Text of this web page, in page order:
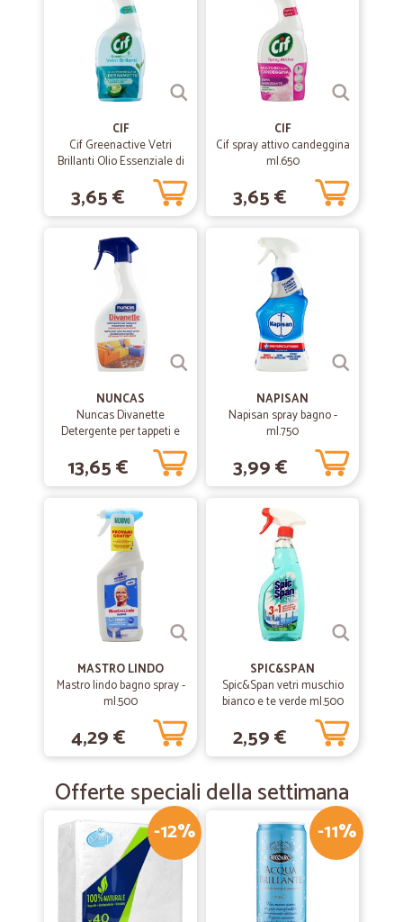
CIF
Cif Greenactive Vetri
Brillanti Olio Essenziale di
Bergamotto 650 ml
3,65 €
CIF
Cif spray attivo candeggina
ml.650
3,65 €
NUNCAS
Nuncas Divanette
Detergente per tappeti e
rivestimenti tessili 500 ml
13,65 €
NAPISAN
Napisan spray bagno -
ml.750
3,99 €
MASTRO LINDO
Mastro lindo bagno spray -
ml.500
4,29 €
SPIC&SPAN
Spic&Span vetri muschio
bianco e te verde ml.500
2,59 €
Offerte speciali della settimana
-12% -11%